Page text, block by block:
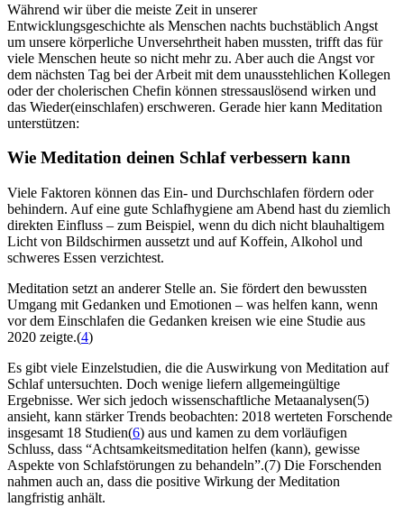
Während wir über die meiste Zeit in unserer
Entwicklungsgeschichte als Menschen nachts buchstäblich Angst
um unsere körperliche Unversehrtheit haben mussten, trifft das für
viele Menschen heute so nicht mehr zu. Aber auch die Angst vor
dem nächsten Tag bei der Arbeit mit dem unausstehlichen Kollegen
oder der cholerischen Chefin können stressauslösend wirken und
das Wieder(einschlafen) erschweren. Gerade hier kann Meditation
unterstützen:
Wie Medi­ta­tion deinen Schlaf ver­bes­sern kann
Viele Faktoren können das Ein- und Durchschlafen fördern oder
behindern. Auf eine gute Schlafhygiene am Abend hast du ziemlich
direkten Einfluss – zum Beispiel, wenn du dich nicht blauhaltigem
Licht von Bildschirmen aussetzt und auf Koffein, Alkohol und
schweres Essen verzichtest.
Meditation setzt an anderer Stelle an. Sie fördert den bewussten
Umgang mit Gedanken und Emotionen – was helfen kann, wenn
vor dem Einschlafen die Gedanken kreisen wie eine Studie aus
2020 zeigte.(4)
Es gibt viele Einzelstudien, die die Auswirkung von Meditation auf
Schlaf untersuchten. Doch wenige liefern allgemeingültige
Ergebnisse. Wer sich jedoch wissenschaftliche Metaanalysen(5)
ansieht, kann stärker Trends beobachten: 2018 werteten Forschende
insgesamt 18 Studien(6) aus und kamen zu dem vorläufigen
Schluss, dass “Achtsamkeitsmeditation helfen (kann), gewisse
Aspekte von Schlafstörungen zu behandeln”.(7) Die Forschenden
nahmen auch an, dass die positive Wirkung der Meditation
langfristig anhält.